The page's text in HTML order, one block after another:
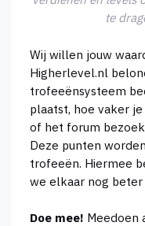
te
Wij willen jouw
Higherlevel.nl
trofeeënsysteem
plaatst, hoe vaker
of het forum
Deze punten
trofeeën. Hiermee
we elkaar nog
Doe mee! Meedoen